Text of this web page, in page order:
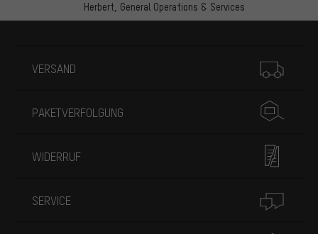
Herbert, General Operations & Services
VERSAND
PAKETVERFOLGUNG
WIDERRUF
SERVICE